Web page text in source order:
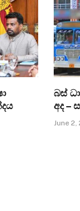
බස්
අද –
June 2,